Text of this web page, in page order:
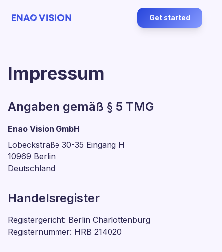
Get started
Impressum
Angaben gemäß § 5 TMG
Enao Vision GmbH
Lobeckstraße 30-35 Eingang H
10969 Berlin
Deutschland
Handelsregister
Registergericht: Berlin Charlottenburg
Registernummer: HRB 214020